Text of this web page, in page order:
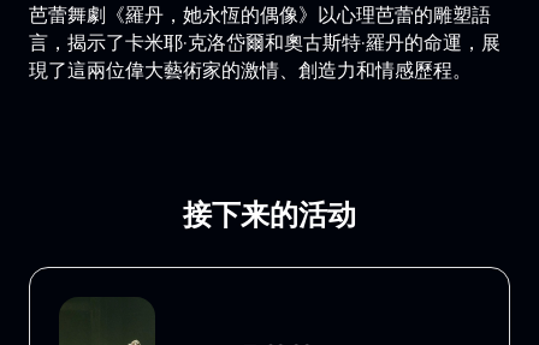
芭蕾舞劇《羅丹，她永恆的偶像》以心理芭蕾的雕塑語
言，揭示了卡米耶·克洛岱爾和奧古斯特·羅丹的命運，展
現了這兩位偉大藝術家的激情、創造力和情感歷程。
接下来的活动